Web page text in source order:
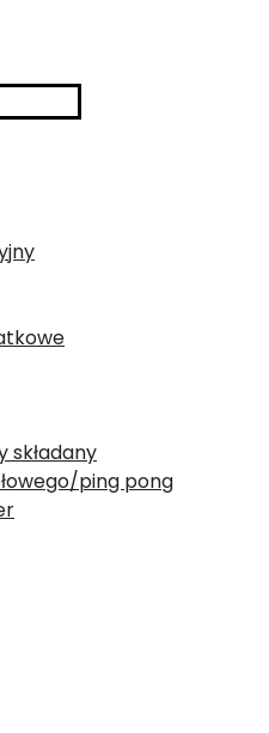
składany
ping pong